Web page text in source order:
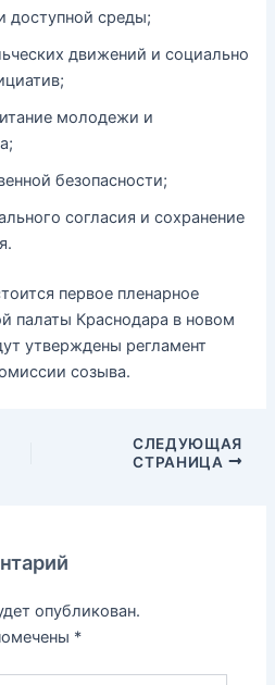
доступной среды;
движений и социально
молодежи и
безопасности;
согласия и сохранение
первое пленарное
палаты Краснодара в новом
утверждены регламент
созыва.
СЛЕДУЮЩАЯ
СТРАНИЦА
опубликован.
*